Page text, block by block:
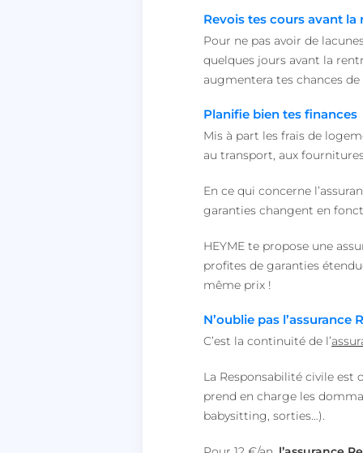
Revois tes cours avant la
Pour ne pas avoir de
quelques jours avant la
augmentera tes chances de
Planifie bien tes finances
Mis à part les frais de
au transport, aux
En ce qui concerne
garanties changent en
HEYME te propose une
profites de garanties
même prix !
N’oublie pas l’assurance
C’est la continuité de l’
La Responsabilité civile est
prend en charge les
babysitting, sorties…).